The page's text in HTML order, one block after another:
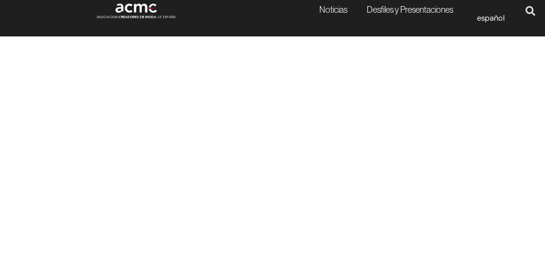
Noticias Desfiles y Presentaciones
español